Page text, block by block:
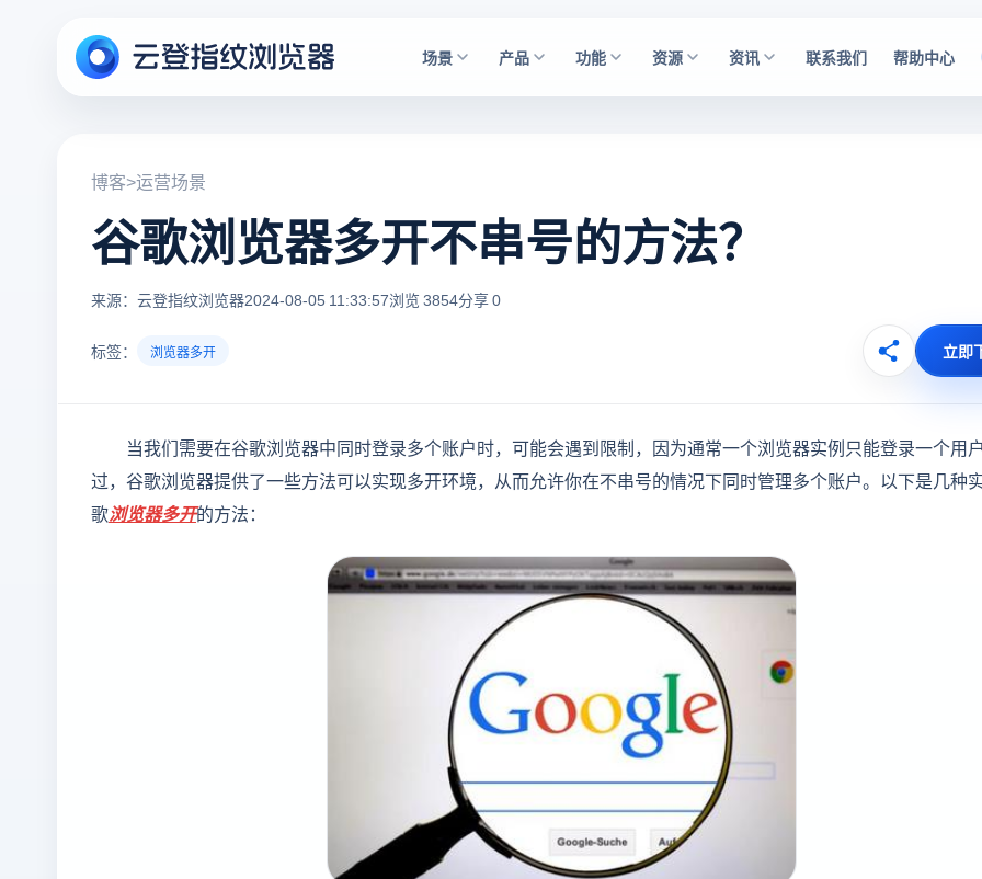
场景 产品 功能 资源 资讯 联系我们 帮助中心
博客>运营场景
谷歌浏览器多开不串号的方法？
来源：云登指纹浏览器2024-08-05 11:33:57浏览 3854分享 0
标签： 浏览器多开 立即
当我们需要在谷歌浏览器中同时登录多个账户时，可能会遇到限制，因为通常一个浏览器实例只能登录一个用
过，谷歌浏览器提供了一些方法可以实现多开环境，从而允许你在不串号的情况下同时管理多个账户。以下是几种
歌浏览器多开的方法：